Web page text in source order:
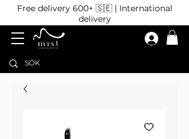
Free delivery 600+ 🇸🇪 | International
delivery